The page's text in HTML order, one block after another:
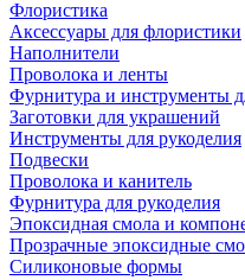
Флористика
Аксессуары для флористики
Наполнители
Проволока и ленты
Фурнитура и инструменты
Заготовки для украшений
Инструменты для рукоделия
Подвески
Проволока и канитель
Фурнитура для рукоделия
Эпоксидная смола и
Прозрачные эпоксидные
Силиконовые формы